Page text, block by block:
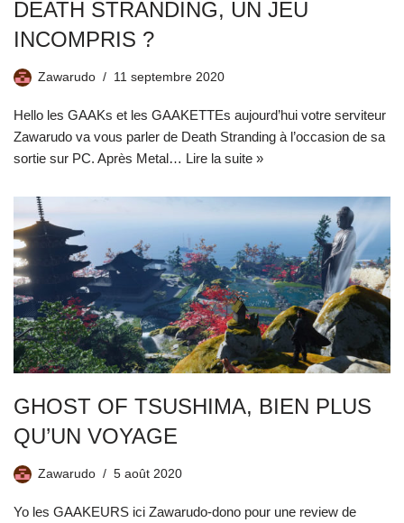
DEATH STRANDING, UN JEU
INCOMPRIS ?
Zawarudo 11 septembre 2020
Hello les GAAKs et les GAAKETTEs aujourd’hui votre serviteur
Zawarudo va vous parler de Death Stranding à l’occasion de sa
sortie sur PC. Après Metal… Lire la suite »
GHOST OF TSUSHIMA, BIEN PLUS
QU’UN VOYAGE
Zawarudo 5 août 2020
Yo les GAAKEURS ici Zawarudo-dono pour une review de